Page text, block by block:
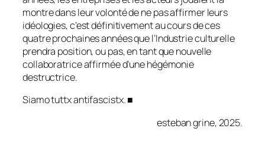
montre dans leur volonté de ne pas affirmer leurs
idéologies, c’est définitivement au cours de ces
quatre prochaines années que l’Industrie culturelle
prendra position, ou pas, en tant que nouvelle
collaboratrice affirmée d’une hégémonie
destructrice.
Siamo tuttx antifascistx. ■
esteban grine, 2025.